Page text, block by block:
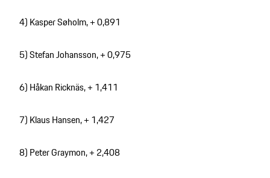
4) Kasper Søholm, + 0,891
5) Stefan Johansson, + 0,975
6) Håkan Ricknäs, + 1,411
7) Klaus Hansen, + 1,427
8) Peter Graymon, + 2,408